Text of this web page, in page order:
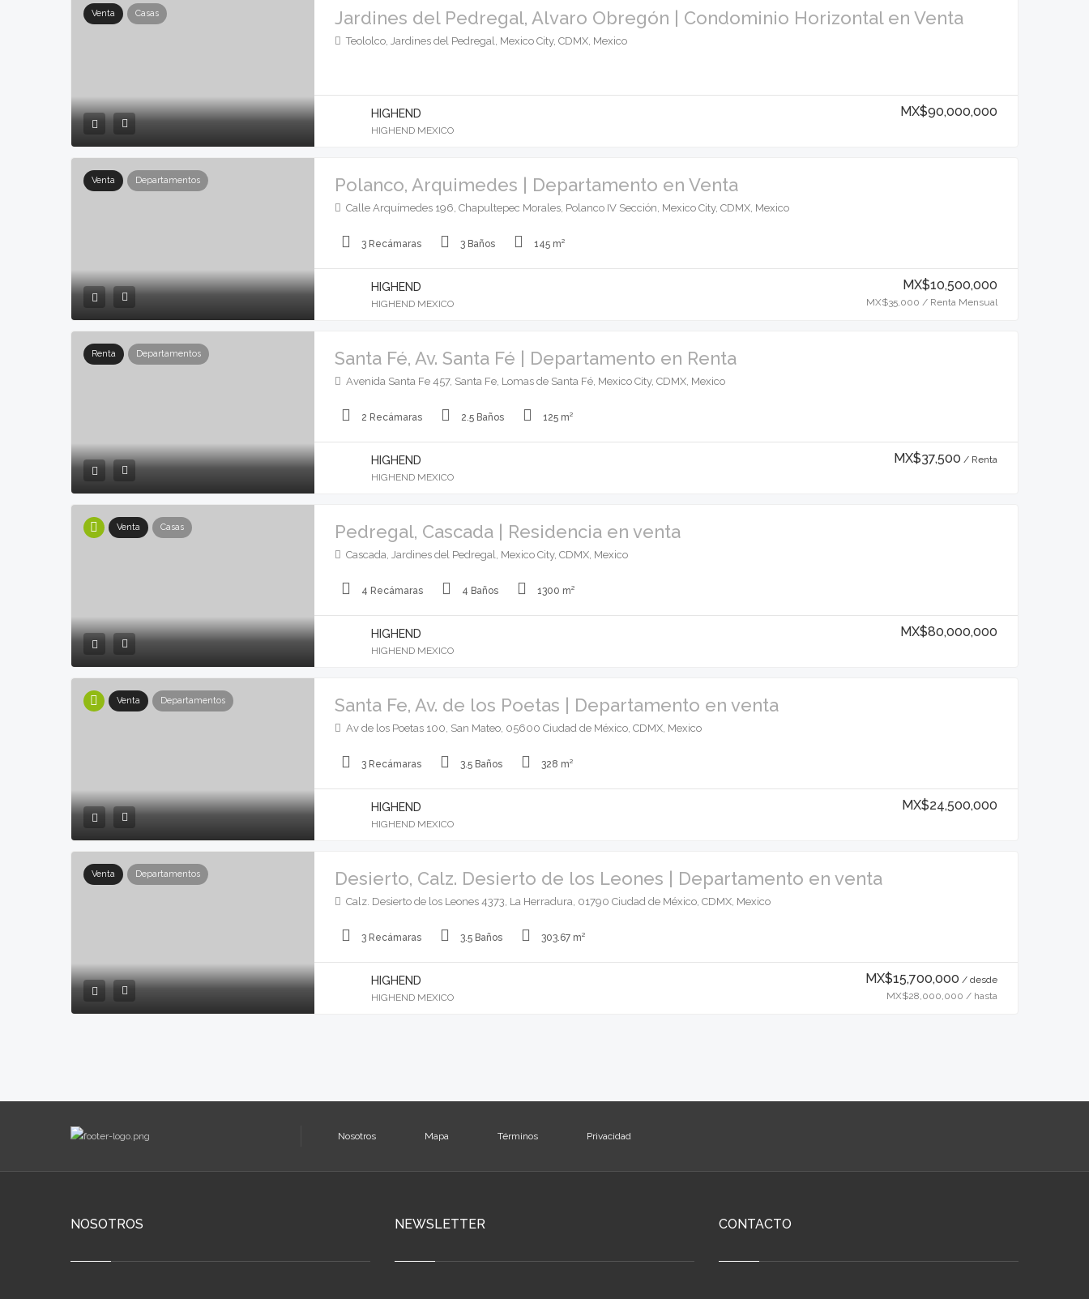
Venta Casas Jardines del Pedregal, Alvaro Obregón | Condominio Horizontal en Venta
Teololco, Jardines del Pedregal, Mexico City, CDMX, Mexico
HIGHEND
HIGHEND MEXICO
MX$90,000,000
Venta Departamentos Polanco, Arquimedes | Departamento en Venta
Calle Arquímedes 196, Chapultepec Morales, Polanco IV Sección, Mexico City, CDMX, Mexico
3 Recámaras 3 Baños 145 m²
HIGHEND
HIGHEND MEXICO
MX$10,500,000
MX$35,000 / Renta Mensual
Renta Departamentos Santa Fé, Av. Santa Fé | Departamento en Renta
Avenida Santa Fe 457, Santa Fe, Lomas de Santa Fé, Mexico City, CDMX, Mexico
2 Recámaras 2.5 Baños 125 m²
HIGHEND
HIGHEND MEXICO
MX$37,500 / Renta
Venta Casas Pedregal, Cascada | Residencia en venta
Cascada, Jardines del Pedregal, Mexico City, CDMX, Mexico
4 Recámaras 4 Baños 1300 m²
HIGHEND
HIGHEND MEXICO
MX$80,000,000
Venta Departamentos Santa Fe, Av. de los Poetas | Departamento en venta
Av de los Poetas 100, San Mateo, 05600 Ciudad de México, CDMX, Mexico
3 Recámaras 3.5 Baños 328 m²
HIGHEND
HIGHEND MEXICO
MX$24,500,000
Venta Departamentos Desierto, Calz. Desierto de los Leones | Departamento en venta
Calz. Desierto de los Leones 4373, La Herradura, 01790 Ciudad de México, CDMX, Mexico
3 Recámaras 3.5 Baños 303.67 m²
HIGHEND
HIGHEND MEXICO
MX$15,700,000 / desde
MX$28,000,000 / hasta
Nosotros Mapa Términos Privacidad
NOSOTROS NEWSLETTER CONTACTO